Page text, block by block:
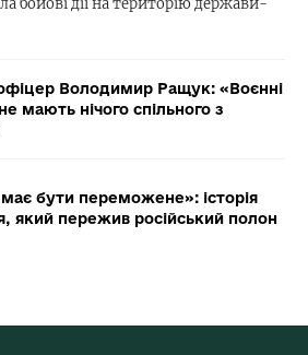
бойові дії на територію держави-
Володимир Ращук: «Воєнні
мають нічого спільного з
бути переможене»: історія
який пережив російський полон